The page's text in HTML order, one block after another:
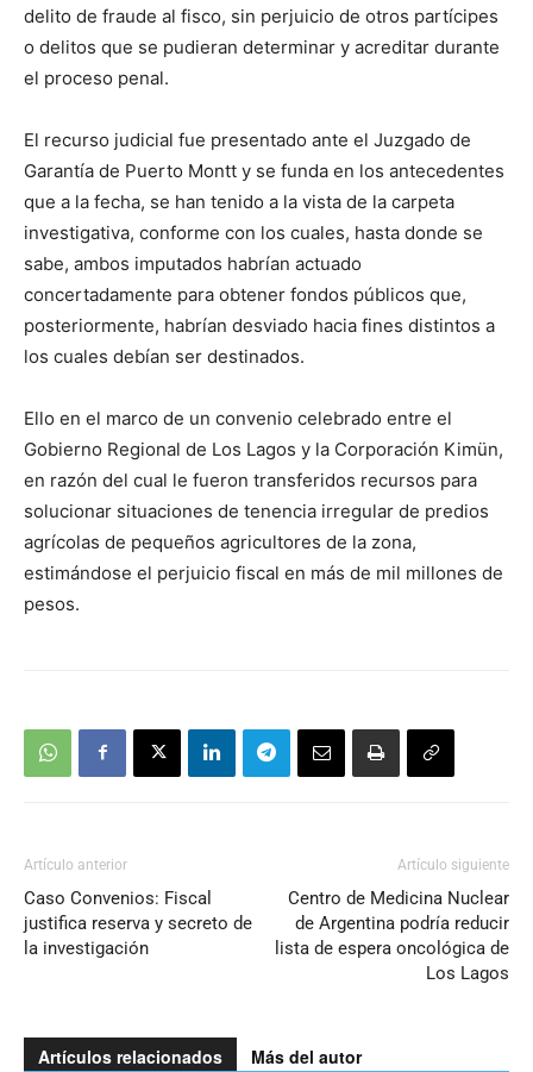
delito de fraude al fisco, sin perjuicio de otros partícipes
o delitos que se pudieran determinar y acreditar durante
el proceso penal.
El recurso judicial fue presentado ante el Juzgado de
Garantía de Puerto Montt y se funda en los antecedentes
que a la fecha, se han tenido a la vista de la carpeta
investigativa, conforme con los cuales, hasta donde se
sabe, ambos imputados habrían actuado
concertadamente para obtener fondos públicos que,
posteriormente, habrían desviado hacia fines distintos a
los cuales debían ser destinados.
Ello en el marco de un convenio celebrado entre el
Gobierno Regional de Los Lagos y la Corporación Kimün,
en razón del cual le fueron transferidos recursos para
solucionar situaciones de tenencia irregular de predios
agrícolas de pequeños agricultores de la zona,
estimándose el perjuicio fiscal en más de mil millones de
pesos.
Artículo anterior
Caso Convenios: Fiscal
justifica reserva y secreto de
la investigación
Artículo siguiente
Centro de Medicina Nuclear
de Argentina podría reducir
lista de espera oncológica de
Los Lagos
Artículos relacionados Más del autor